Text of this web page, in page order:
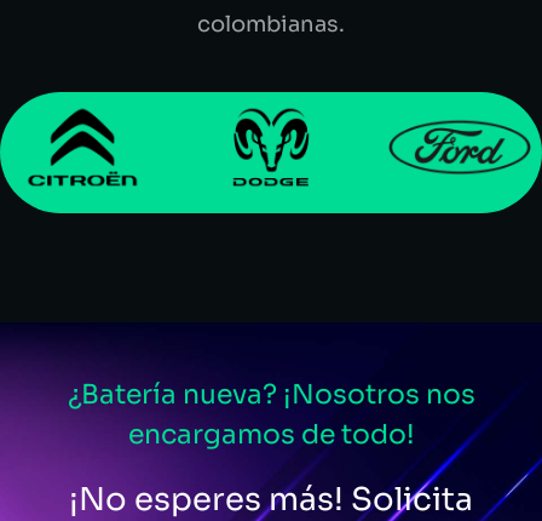
colombianas.
¿Batería nueva? ¡Nosotros nos
encargamos de todo!
¡No esperes más! Solicita